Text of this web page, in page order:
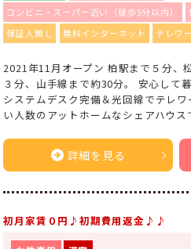
コンビニ・スーパー近い（徒歩5分以内）
保証人無し
無料インターネット テレワ
2021年11月オープン 柏駅まで５分、
３分、山手線まで約30分。 安心して
システムデスク完備＆光回線でテレ
い人数のアットホームなシェアハウ
詳細を見る
初月家賃０円♪初期費用返金♪♪